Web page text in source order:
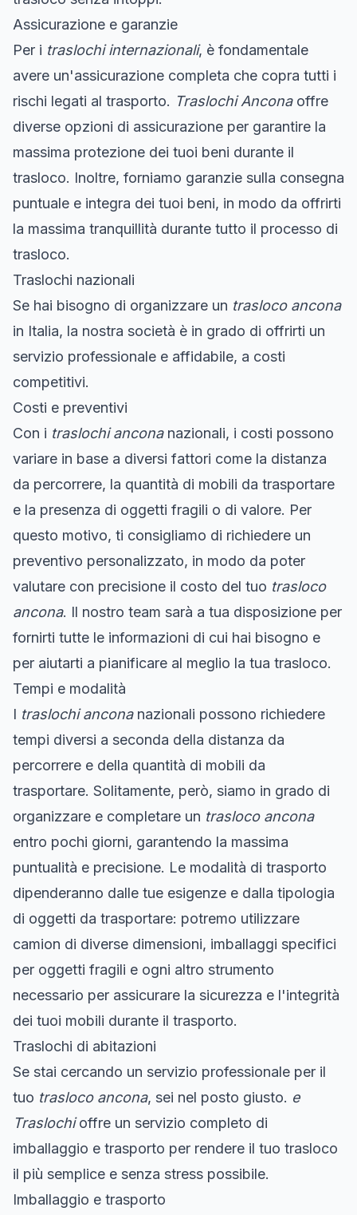
Assicurazione e garanzie
Per i traslochi internazionali, è fondamentale
avere un'assicurazione completa che copra tutti i
rischi legati al trasporto. Traslochi Anconaoffre
diverse opzioni di assicurazione per garantire la
massima protezione dei tuoi beni durante il
trasloco. Inoltre, forniamo garanzie sulla consegna
puntuale e integra dei tuoi beni, in modo da offrirti
la massima tranquillità durante tutto il processo di
trasloco.
Traslochi nazionali
Se hai bisogno di organizzare un trasloco ancona
in Italia, la nostra società è in grado di offrirti un
servizio professionale e affidabile, a costi
competitivi.
Costi e preventivi
Con i traslochi anconanazionali, i costi possono
variare in base a diversi fattori come la distanza
da percorrere, la quantità di mobili da trasportare
e la presenza di oggetti fragili o di valore. Per
questo motivo, ti consigliamo di richiedere un
preventivo personalizzato, in modo da poter
valutare con precisione il costo del tuo trasloco
ancona. Il nostro team sarà a tua disposizione per
fornirti tutte le informazioni di cui hai bisogno e
per aiutarti a pianificare al meglio la tua trasloco.
Tempi e modalità
I traslochi anconanazionali possono richiedere
tempi diversi a seconda della distanza da
percorrere e della quantità di mobili da
trasportare. Solitamente, però, siamo in grado di
organizzare e completare un trasloco ancona
entro pochi giorni, garantendo la massima
puntualità e precisione. Le modalità di trasporto
dipenderanno dalle tue esigenze e dalla tipologia
di oggetti da trasportare: potremo utilizzare
camion di diverse dimensioni, imballaggi specifici
per oggetti fragili e ogni altro strumento
necessario per assicurare la sicurezza e l'integrità
dei tuoi mobili durante il trasporto.
Traslochi di abitazioni
Se stai cercando un servizio professionale per il
tuo trasloco ancona, sei nel posto giusto. e
Traslochioffre un servizio completo di
imballaggio e trasporto per rendere il tuo trasloco
il più semplice e senza stress possibile.
Imballaggio e trasporto